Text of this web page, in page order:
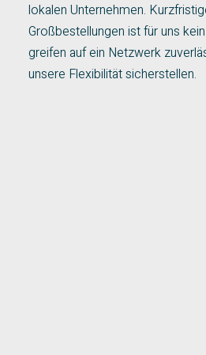
lokalen Unternehmen.
Großbestellungen ist für uns
greifen auf ein Netzwerk
unsere Flexibilität sicherstellen.